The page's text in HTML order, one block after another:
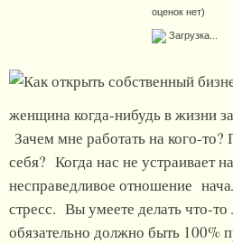
оценок нет)
Загрузка...
женщина когда-нибудь в жизни
Зачем мне работать на кого-
себя? Когда нас не устраивает
несправедливое отношение
стресс. Вы умеете делать что-
обязательно должно быть 100%